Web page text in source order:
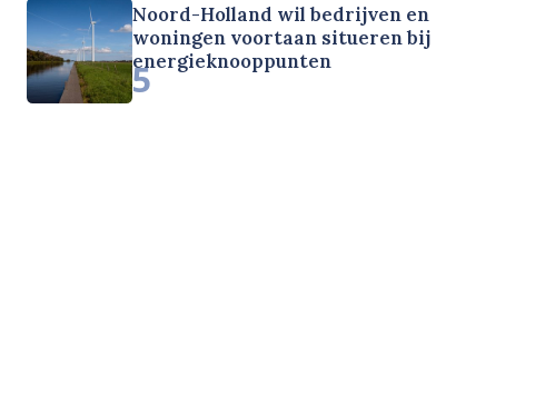
Noord-Holland wil bedrijven en
woningen voortaan situeren bij
energieknooppunten
5